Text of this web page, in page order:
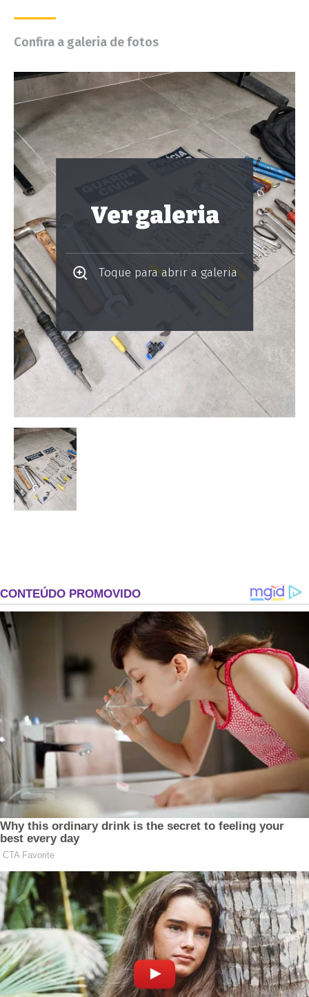
Confira a galeria de fotos
Ver galeria
Toque para abrir a galeria